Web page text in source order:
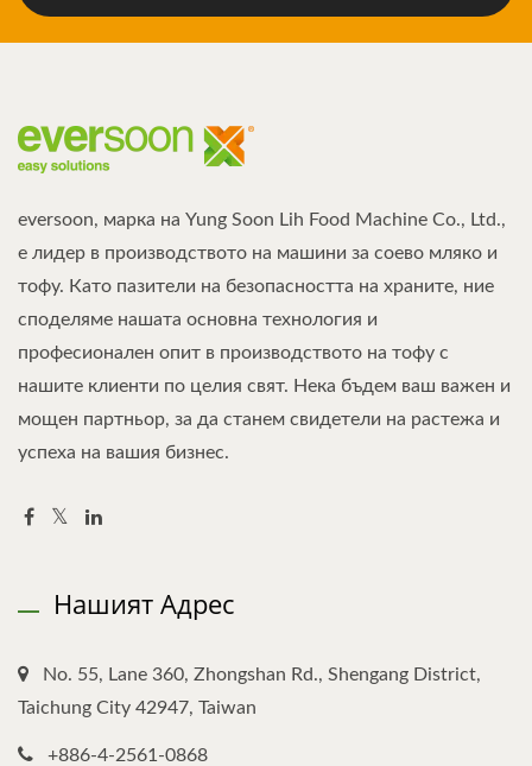
eversoon, марка на Yung Soon Lih Food Machine Co., Ltd.,
е лидер в производството на машини за соево мляко и
тофу. Като пазители на безопасността на храните, ние
споделяме нашата основна технология и
професионален опит в производството на тофу с
нашите клиенти по целия свят. Нека бъдем ваш важен и
мощен партньор, за да станем свидетели на растежа и
успеха на вашия бизнес.
Нашият Адрес
No. 55, Lane 360, Zhongshan Rd., Shengang District,
Taichung City 42947, Taiwan
+886-4-2561-0868